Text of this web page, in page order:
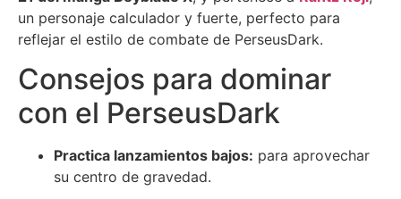
un personaje calculador y fuerte, perfecto para
reflejar el estilo de combate de PerseusDark.
Consejos para dominar
con el PerseusDark
Practica lanzamientos bajos: para aprovechar
su centro de gravedad.